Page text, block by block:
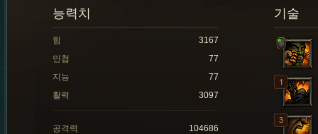
기술
능력치
힘
3167
민첩
77
지능
77
활력
3097
공격력
104686